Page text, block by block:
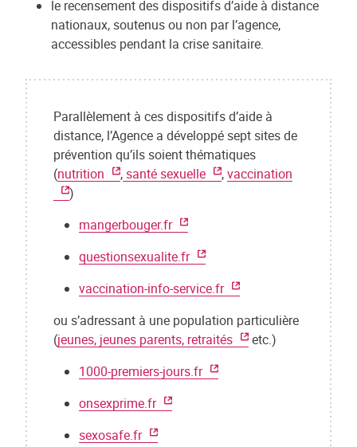
le recensement des dispositifs d’aide à distance
nationaux, soutenus ou non par l’agence,
accessibles pendant la crise sanitaire.
Parallèlement à ces dispositifs d’aide à
distance, l’Agence a développé sept sites de
prévention qu’ils soient thématiques
(nutrition ,santé sexuelle ,vaccination
)
mangerbouger.fr
questionsexualite.fr
vaccination-info-service.fr
ou s’adressant à une population particulière
(jeunes, jeunes parents, retraités
etc.)
1000-premiers-jours.fr
onsexprime.fr
sexosafe.fr